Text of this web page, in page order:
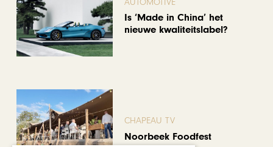
AUTOMOTIVE
Is ‘Made in China’ het
nieuwe kwaliteitslabel?
CHAPEAU TV
Noorbeek Foodfest